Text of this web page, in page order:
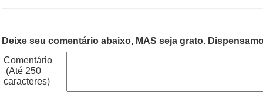
Deixe seu comentário abaixo, MAS seja grato.
Comentário
(Até 250
caracteres)